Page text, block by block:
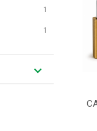
1
1